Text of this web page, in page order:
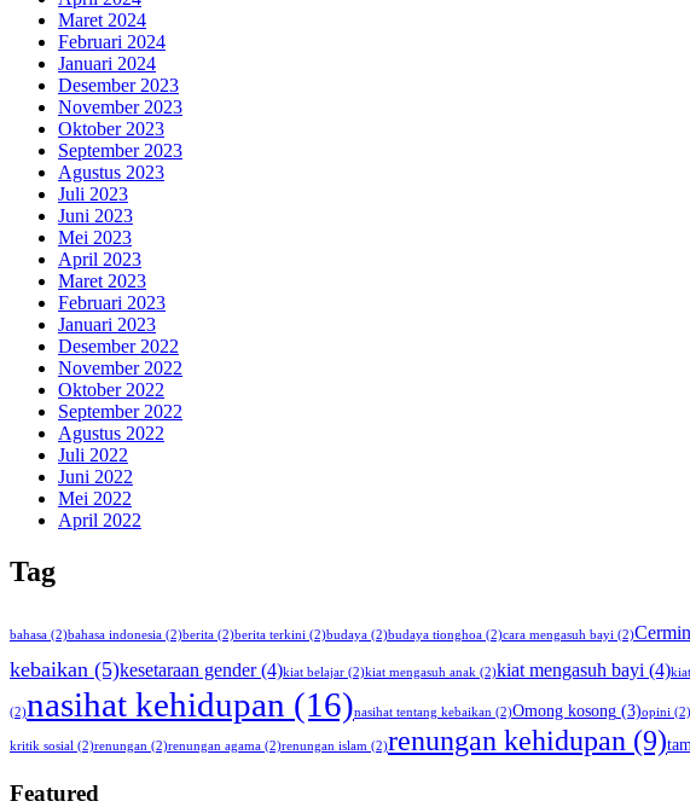
Maret 2024
Februari 2024
Januari 2024
Desember 2023
November 2023
Oktober 2023
September 2023
Agustus 2023
Juli 2023
Juni 2023
Mei 2023
April 2023
Maret 2023
Februari 2023
Januari 2023
Desember 2022
November 2022
Oktober 2022
September 2022
Agustus 2022
Juli 2022
Juni 2022
Mei 2022
April 2022
Tag
bahasa (2)bahasa indonesia (2)berita (2)berita terkini (2)budaya (2)budaya tionghoa (2)cara mengasuh bayi (2)
kebaikan (5)kesetaraan gender(4)kiat belajar (2)kiat mengasuh anak (2)kiat mengasuh bayi (4)
(2)nasihat kehidupan (16)nasihat tentang kebaikan (2)Omong kosong (3)opini (2)
kritik sosial (2)renungan (2)renungan agama (2)renungan islam (2)renungan kehidupan (9)
Featured